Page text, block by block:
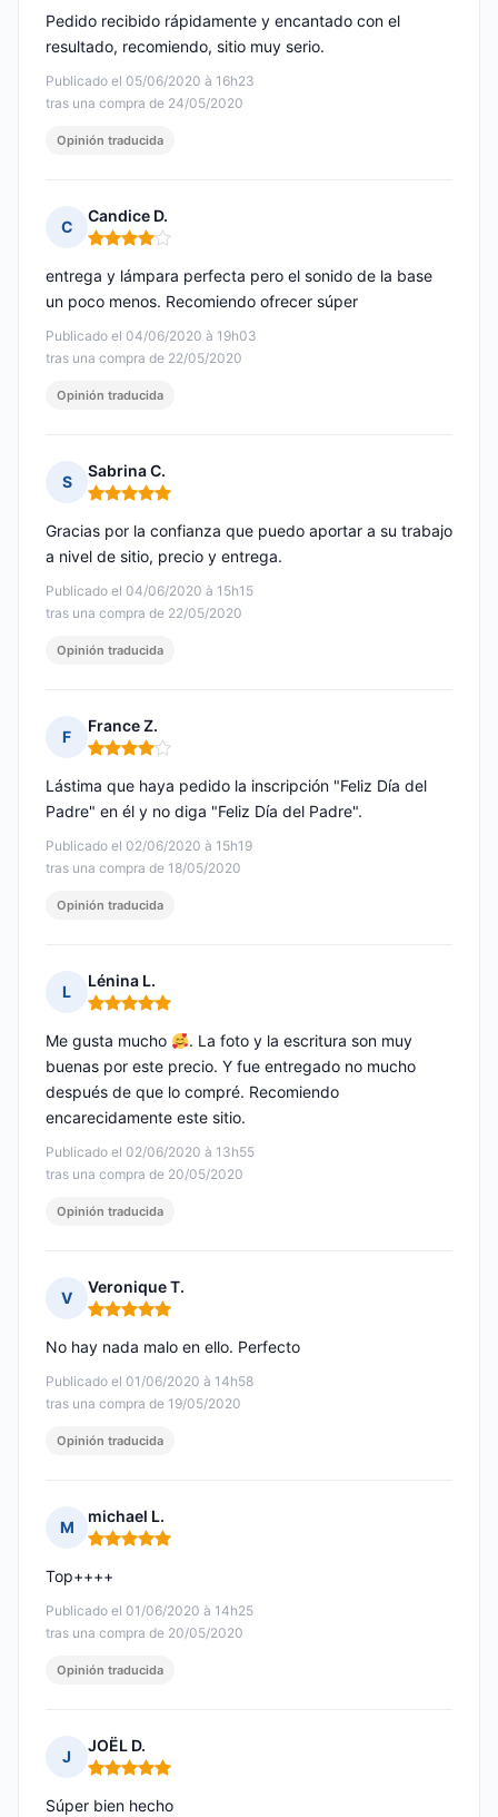
Publicado el 05/06/2020 à 16h23
tras una compra de 24/05/2020
Pedido recibido rápidamente y encantado con el
resultado, recomiendo, sitio muy serio.
Opinión traducida
C
Candice D.
Nota: 4 de 5
Publicado el 04/06/2020 à 19h03
tras una compra de 22/05/2020
entrega y lámpara perfecta pero el sonido de la base
un poco menos. Recomiendo ofrecer súper
Opinión traducida
S
Sabrina C.
Nota: 5 de 5
Publicado el 04/06/2020 à 15h15
tras una compra de 22/05/2020
Gracias por la confianza que puedo aportar a su trabajo
a nivel de sitio, precio y entrega.
Opinión traducida
F
France Z.
Nota: 4 de 5
Publicado el 02/06/2020 à 15h19
tras una compra de 18/05/2020
Lástima que haya pedido la inscripción "Feliz Día del
Padre" en él y no diga "Feliz Día del Padre".
Opinión traducida
L
Lénina L.
Nota: 5 de 5
Publicado el 02/06/2020 à 13h55
tras una compra de 20/05/2020
Me gusta mucho
. La foto y la escritura son muy
buenas por este precio. Y fue entregado no mucho
después de que lo compré. Recomiendo
encarecidamente este sitio.
Opinión traducida
V
Veronique T.
Nota: 5 de 5
Publicado el 01/06/2020 à 14h58
tras una compra de 19/05/2020
No hay nada malo en ello. Perfecto
Opinión traducida
M
michael L.
Nota: 5 de 5
Publicado el 01/06/2020 à 14h25
tras una compra de 20/05/2020
Top++++
Opinión traducida
J
JOËL D.
Nota: 5 de 5
Súper bien hecho